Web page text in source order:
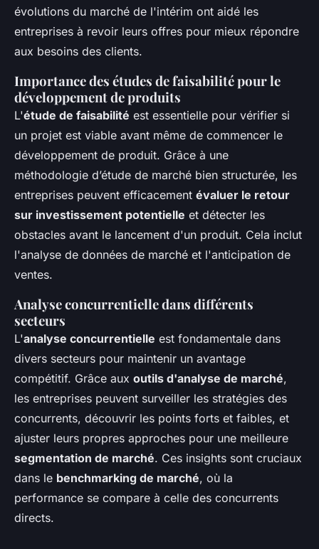
évolutions du marché de l'intérim ont aidé les
entreprises à revoir leurs offres pour mieux répondre
aux besoins des clients.
Importance des études de faisabilité pour le
développement de produits
L'étude de faisabilité est essentielle pour vérifier si
un projet est viable avant même de commencer le
développement de produit. Grâce à une
méthodologie d’étude de marché bien structurée, les
entreprises peuvent efficacement évaluer le retour
sur investissement potentielle et détecter les
obstacles avant le lancement d'un produit. Cela inclut
l'analyse de données de marché et l'anticipation de
ventes.
Analyse concurrentielle dans différents
secteurs
L'analyse concurrentielle est fondamentale dans
divers secteurs pour maintenir un avantage
compétitif. Grâce aux outils d'analyse de marché,
les entreprises peuvent surveiller les stratégies des
concurrents, découvrir les points forts et faibles, et
ajuster leurs propres approches pour une meilleure
segmentation de marché. Ces insights sont cruciaux
dans le benchmarking de marché, où la
performance se compare à celle des concurrents
directs.